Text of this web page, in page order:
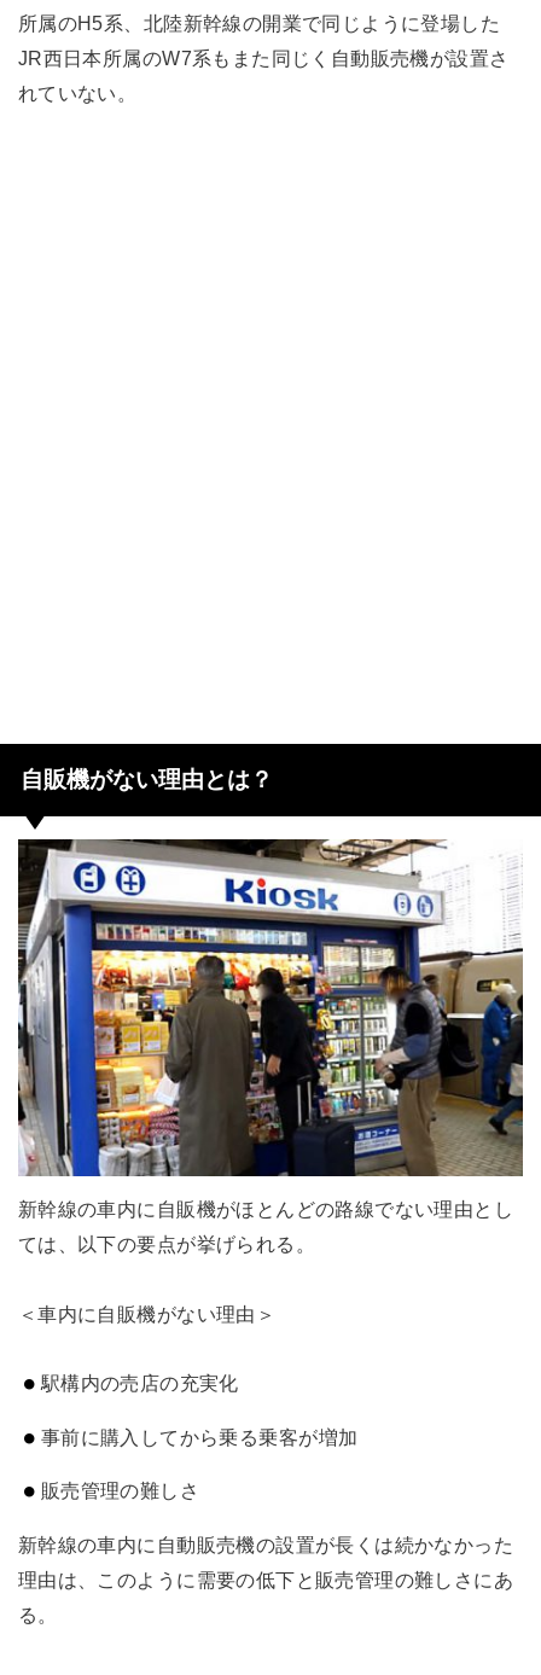
所属のH5系、北陸新幹線の開業で同じように登場した
JR西日本所属のW7系もまた同じく自動販売機が設置さ
れていない。
自販機がない理由とは？
新幹線の車内に自販機がほとんどの路線でない理由とし
ては、以下の要点が挙げられる。
＜車内に自販機がない理由＞
駅構内の売店の充実化
事前に購入してから乗る乗客が増加
販売管理の難しさ
新幹線の車内に自動販売機の設置が長くは続かなかった
理由は、このように需要の低下と販売管理の難しさにあ
る。